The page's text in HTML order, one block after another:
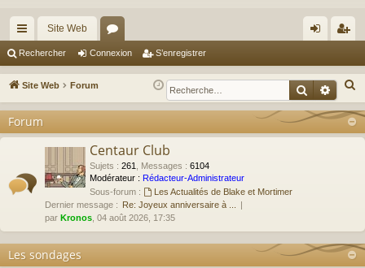
cc
ès
ra
pi
Site Web
or
u
m
ne
xi
nr
eg
ist
Rechercher Connexion S’enregistrer
Site Web Forum
e
h
r
Forum
Centaur Club
Sujets : 261 Messages : 6104
Modérateur : Rédacteur-Administrateur
Sous-forum :
Les Actualités de Blake et Mortimer
Dernier message : Re: Joyeux anniversaire à ...
par Kronos , 04 août 2026, 17:35
Les sondages